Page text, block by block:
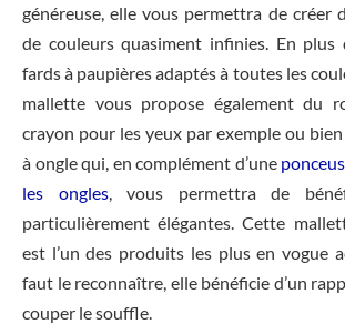
généreuse, elle vous permettra de créer
de couleurs quasiment infinies. En plus
fards à paupières adaptés à toutes les
mallette vous propose également du
crayon pour les yeux par exemple ou
à ongle qui, en complément d’une
les ongles, vous permettra de
particulièrement élégantes. Cette
est l’un des produits les plus en vogue
faut le reconnaître, elle bénéficie d’un
couper le souffle.